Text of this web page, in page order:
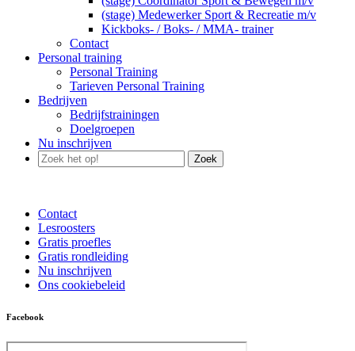
(stage) Medewerker Sport & Recreatie m/v
Kickboks- / Boks- / MMA- trainer
Contact
Personal training
Personal Training
Tarieven Personal Training
Bedrijven
Bedrijfstrainingen
Doelgroepen
Nu inschrijven
Zoek
Contact
Lesroosters
Gratis proefles
Gratis rondleiding
Nu inschrijven
Ons cookiebeleid
Facebook